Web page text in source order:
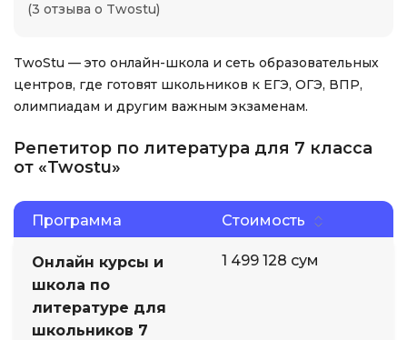
(3 отзыва о Twostu)
TwoStu — это онлайн-школа и сеть образовательных
центров, где готовят школьников к ЕГЭ, ОГЭ, ВПР,
олимпиадам и другим важным экзаменам.
Репетитор по литература для 7 класса
от «Twostu»
Программа Стоимость
Онлайн курсы и
школа по
литературе для
школьников 7
1 499 128 сум